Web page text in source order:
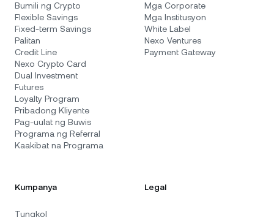
Bumili ng Crypto
Flexible Savings
Fixed-term Savings
Palitan
Credit Line
Nexo Crypto Card
Dual Investment
Futures
Loyalty Program
Pribadong Kliyente
Pag-uulat ng Buwis
Programa ng Referral
Kaakibat na Programa
Mga Corporate
Mga Institusyon
White Label
Nexo Ventures
Payment Gateway
Kumpanya
Tungkol
Legal